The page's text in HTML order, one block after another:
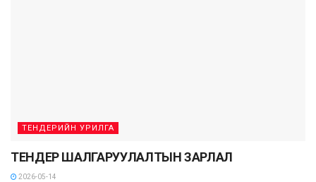
ТЕНДЕРИЙН УРИЛГА
ТЕНДЕР ШАЛГАРУУЛАЛТЫН ЗАРЛАЛ
2026-05-14